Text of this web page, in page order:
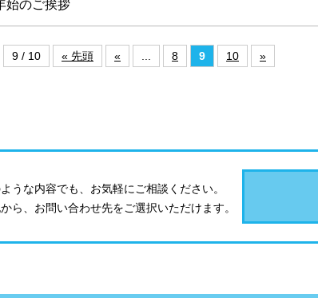
始のご挨拶
9 / 10 « 先頭 « 8 9 10 »
うな内容でも、お気軽にご相談ください。
お問い合わせ先をご選択いただけます。